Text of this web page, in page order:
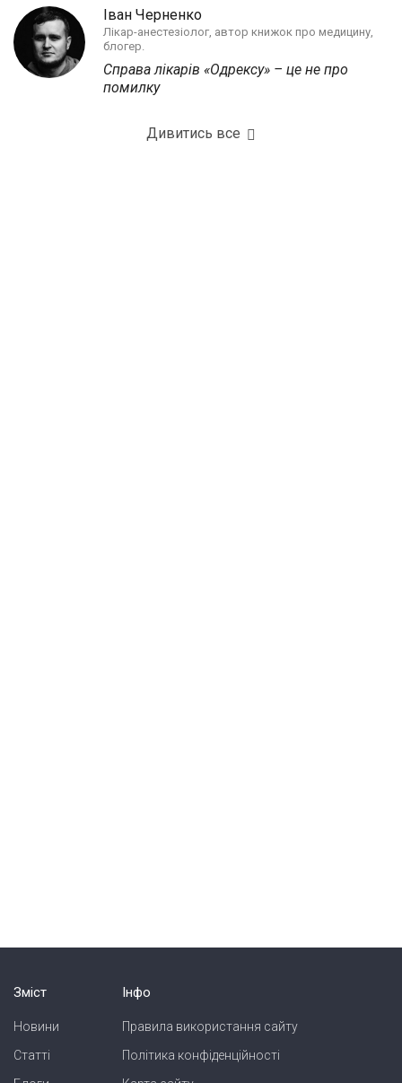
Іван Черненко
Лікар-анестезіолог, автор книжок про медицину,
блогер.
Справа лікарів «Одрексу» – це не про
помилку
Дивитись все
Зміст
Новини
Статті
Інфо
Правила використання сайту
Політика конфіденційності